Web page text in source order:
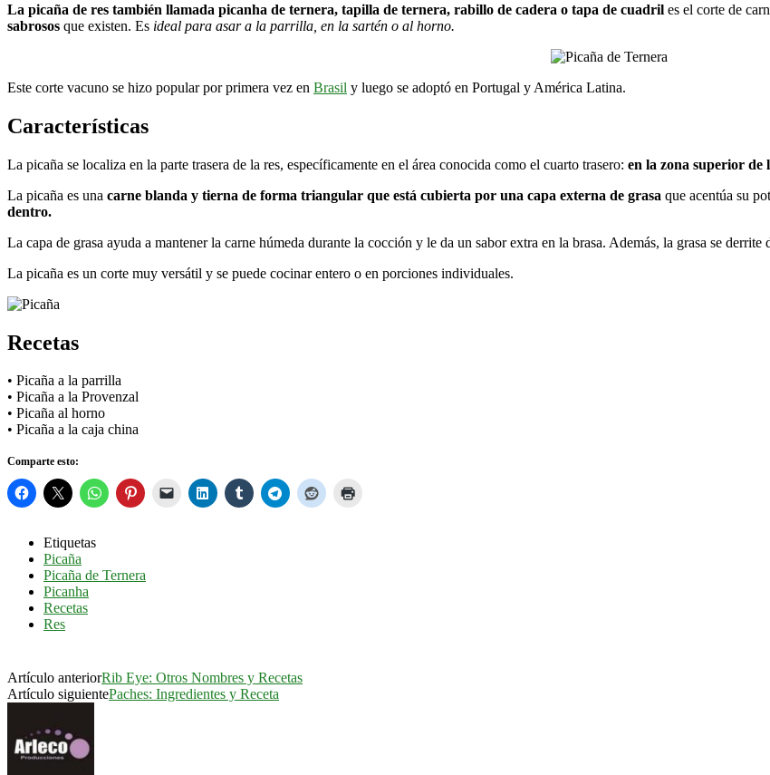
La picaña de res también llamada picanha de ternera, tapilla de ternera, rabillo de cadera o tapa de cuadril es el corte de
sabrosos que existen. Es ideal para asar a la parrilla, en la sartén o al horno.
Este corte vacuno se hizo popular por primera vez en Brasil y luego se adoptó en Portugal y América Latina.
Características
La picaña se localiza en la parte trasera de la res, específicamente en el área conocida como el cuarto trasero: en la zona superior de
La picaña es una carne blanda y tierna de forma triangular que está cubierta por una capa externa de grasa que acentúa su
dentro.
La capa de grasa ayuda a mantener la carne húmeda durante la cocción y le da un sabor extra en la brasa. Además, la grasa se
La picaña es un corte muy versátil y se puede cocinar entero o en porciones individuales.
Recetas
• Picaña a la parrilla
• Picaña a la Provenzal
• Picaña al horno
• Picaña a la caja china
Comparte esto:
Etiquetas
Picaña
Picaña de Ternera
Picanha
Recetas
Res
Artículo anteriorRib Eye: Otros Nombres y Recetas
Artículo siguientePaches: Ingredientes y Receta